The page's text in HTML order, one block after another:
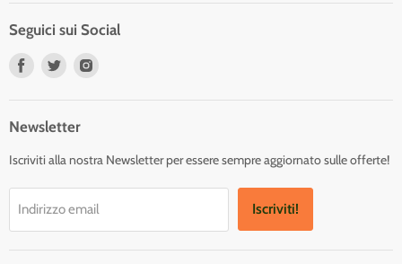
Seguici sui Social
Trovaci
Trovaci
Newsletter
Iscriviti alla nostra Newsletter per essere sempre aggiornato sulle offerte!
Indirizzo email Iscriviti!